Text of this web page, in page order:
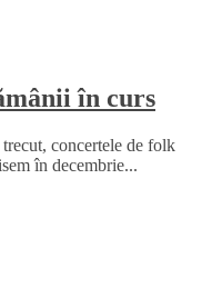
în curs
concertele de folk
în decembrie...